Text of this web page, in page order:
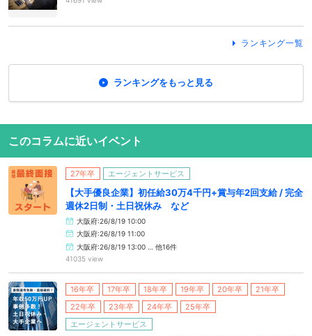
ランキング一覧
ランキングをもっと見る
このコラムに近いイベント
27年卒 エージェントサービス
【大手優良企業】初任給30万4千円+賞与年2回支給 / 完全
週休2日制・土日祝休み など
大阪府:26/8/19 10:00
大阪府:26/8/19 11:00
大阪府:26/8/19 13:00 … 他16件
41035 view
16年卒 17年卒 18年卒 19年卒 20年卒
21年卒
22年卒
23年卒 24年卒
25年卒
エージェントサービス